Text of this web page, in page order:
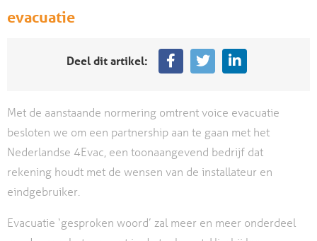
evacuatie
Deel dit artikel:
Met de aanstaande normering omtrent voice evacuatie
besloten we om een partnership aan te gaan met het
Nederlandse 4Evac, een toonaangevend bedrijf dat
rekening houdt met de wensen van de installateur en
eindgebruiker.
Evacuatie ‘gesproken woord’ zal meer en meer onderdeel